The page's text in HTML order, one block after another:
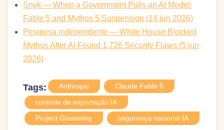
Snyk — When a Government Pulls an AI Model:
Fable 5 and Mythos 5 Suspension (14 jun 2026)
Pesquisa independente — White House Blocked
Mythos After AI Found 1,726 Security Flaws (5 jun
2026)
Tags: Anthropic
Claude Fable 5
controle de exportação IA
Project Glasswing
segurança nacional IA